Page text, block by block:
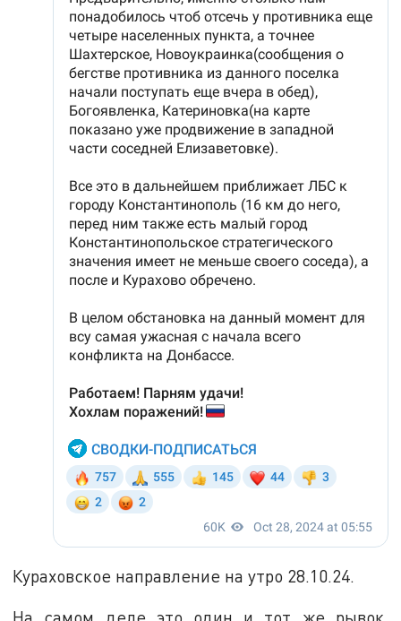
Кураховское направление на утро 28.10.24.